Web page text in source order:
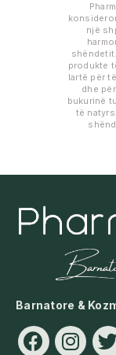
një
produkte
lartë për
dhe
bukurinë
të
Barnatore &